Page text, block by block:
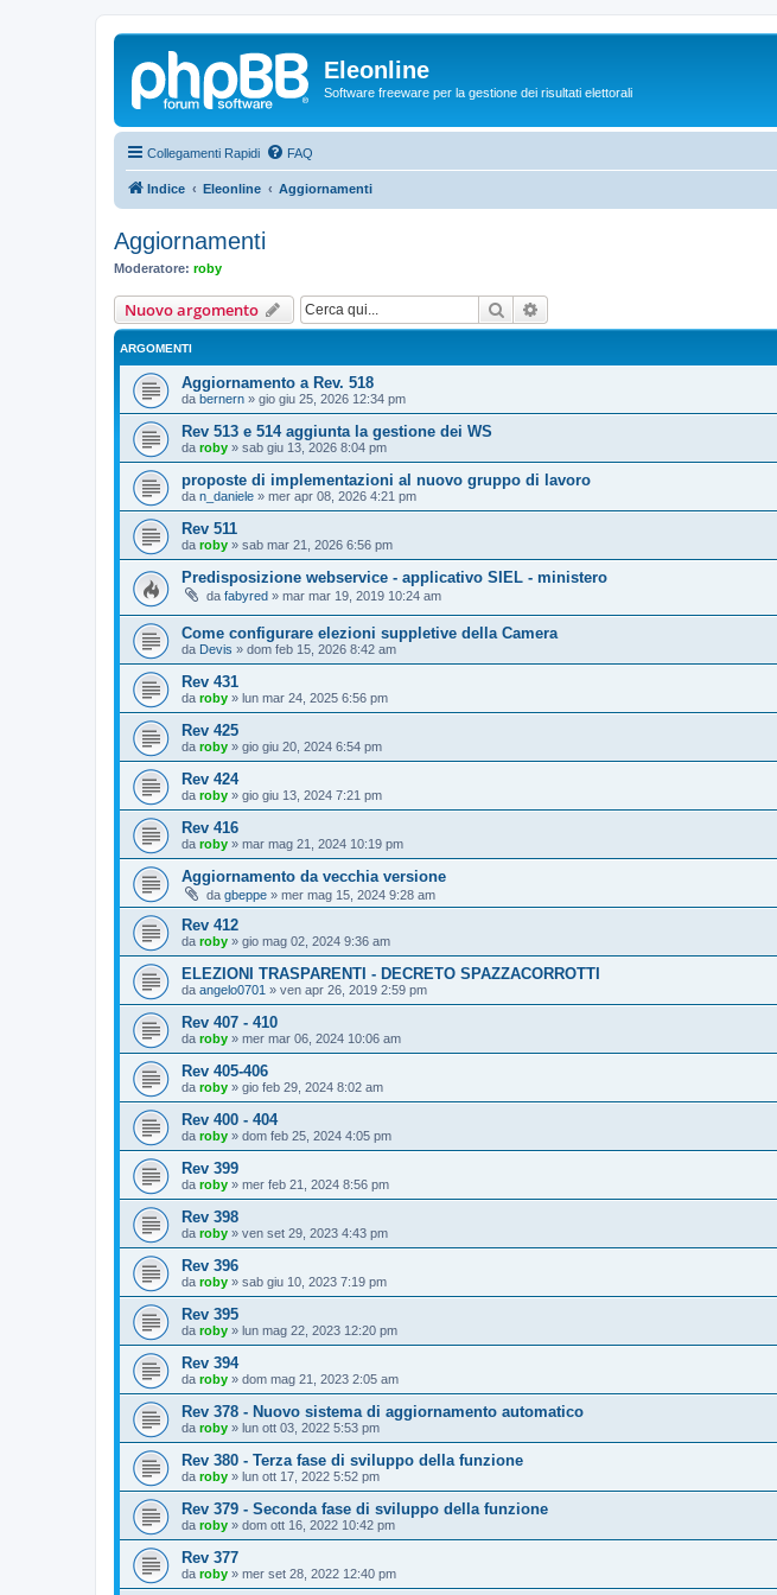
Eleonline
Software freeware per la gestione dei risultati elettorali
Collegamenti Rapidi FAQ
Indice Eleonline Aggiornamenti
Aggiornamenti
Moderatore: roby
Nuovo argomento Cerca
ARGOMENTI
Aggiornamento a Rev. 518
da bernern » gio giu 25, 2026 12:34 pm
Rev 513 e 514 aggiunta la gestione dei WS
da roby » sab giu 13, 2026 8:04 pm
proposte di implementazioni al nuovo gruppo di lavoro
da n_daniele » mer apr 08, 2026 4:21 pm
Rev 511
da roby » sab mar 21, 2026 6:56 pm
Predisposizione webservice - applicativo SIEL - ministero
da fabyred » mar mar 19, 2019 10:24 am
Come configurare elezioni suppletive della Camera
da Devis » dom feb 15, 2026 8:42 am
Rev 431
da roby » lun mar 24, 2025 6:56 pm
Rev 425
da roby » gio giu 20, 2024 6:54 pm
Rev 424
da roby » gio giu 13, 2024 7:21 pm
Rev 416
da roby » mar mag 21, 2024 10:19 pm
Aggiornamento da vecchia versione
da gbeppe » mer mag 15, 2024 9:28 am
Rev 412
da roby » gio mag 02, 2024 9:36 am
ELEZIONI TRASPARENTI - DECRETO SPAZZACORROTTI
da angelo0701 » ven apr 26, 2019 2:59 pm
Rev 407 - 410
da roby » mer mar 06, 2024 10:06 am
Rev 405-406
da roby » gio feb 29, 2024 8:02 am
Rev 400 - 404
da roby » dom feb 25, 2024 4:05 pm
Rev 399
da roby » mer feb 21, 2024 8:56 pm
Rev 398
da roby » ven set 29, 2023 4:43 pm
Rev 396
da roby » sab giu 10, 2023 7:19 pm
Rev 395
da roby » lun mag 22, 2023 12:20 pm
Rev 394
da roby » dom mag 21, 2023 2:05 am
Rev 378 - Nuovo sistema di aggiornamento automatico
da roby » lun ott 03, 2022 5:53 pm
Rev 380 - Terza fase di sviluppo della funzione
da roby » lun ott 17, 2022 5:52 pm
Rev 379 - Seconda fase di sviluppo della funzione
da roby » dom ott 16, 2022 10:42 pm
Rev 377
da roby » mer set 28, 2022 12:40 pm